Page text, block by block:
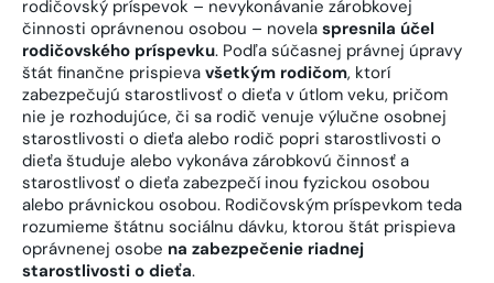
rodičovský príspevok – nevykonávanie zárobkovej
činnosti oprávnenou osobou – novela spresnila účel
rodičovského príspevku. Podľa súčasnej právnej úpravy
štát finančne prispieva všetkým rodičom, ktorí
zabezpečujú starostlivosť o dieťa v útlom veku, pričom
nie je rozhodujúce, či sa rodič venuje výlučne osobnej
starostlivosti o dieťa alebo rodič popri starostlivosti o
dieťa študuje alebo vykonáva zárobkovú činnosť a
starostlivosť o dieťa zabezpečí inou fyzickou osobou
alebo právnickou osobou. Rodičovským príspevkom teda
rozumieme štátnu sociálnu dávku, ktorou štát prispieva
oprávnenej osobe na zabezpečenie riadnej
starostlivosti o dieťa.